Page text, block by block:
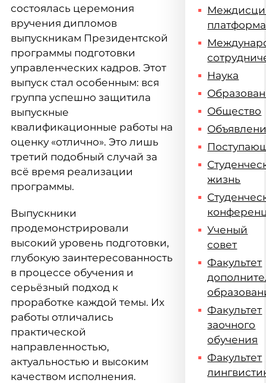
состоялась церемония
вручения дипломов
выпускникам Президентской
программы подготовки
управленческих кадров. Этот
выпуск стал особенным: вся
группа успешно защитила
выпускные
квалификационные работы на
оценку «отлично». Это лишь
третий подобный случай за
всё время реализации
программы.
Выпускники
продемонстрировали
высокий уровень подготовки,
глубокую заинтересованность
в процессе обучения и
серьёзный подход к
проработке каждой темы. Их
работы отличались
практической
направленностью,
актуальностью и высоким
качеством исполнения.
платформа
Наука
Общество
жизнь
Ученый
совет
Факультет
Факультет
заочного
обучения
Факультет